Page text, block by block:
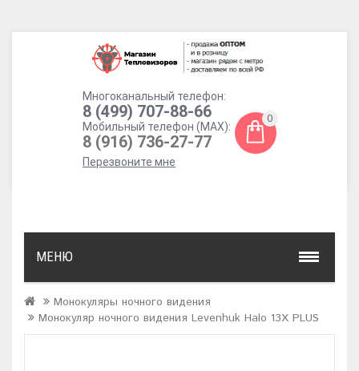
Многоканальный телефон:
8 (499) 707-88-66
Мобильный телефон (MAX):
8 (916) 736-27-77
Перезвоните мне
0
МЕНЮ
Монокуляры ночного видения
Монокуляр ночного видения Levenhuk Halo 13X PLUS